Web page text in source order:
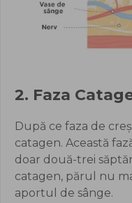
2. Faza
După ce faza de
catagen. Această
doar două-trei
catagen, părul nu
aportul de sânge.